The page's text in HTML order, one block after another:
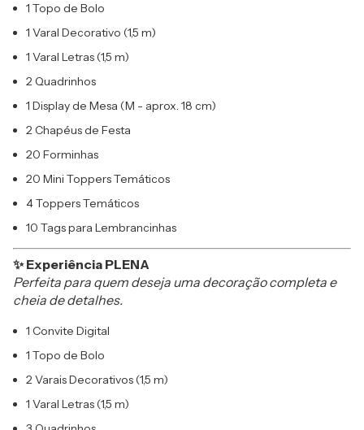
1 Topo de Bolo
1 Varal Decorativo (1,5 m)
1 Varal Letras (1,5 m)
2 Quadrinhos
1 Display de Mesa (M - aprox. 18 cm)
2 Chapéus de Festa
20 Forminhas
20 Mini Toppers Temáticos
4 Toppers Temáticos
10 Tags para Lembrancinhas
✨ Experiência PLENA
Perfeita para quem deseja uma decoração completa e
cheia de detalhes.
1 Convite Digital
1 Topo de Bolo
2 Varais Decorativos (1,5 m)
1 Varal Letras (1,5 m)